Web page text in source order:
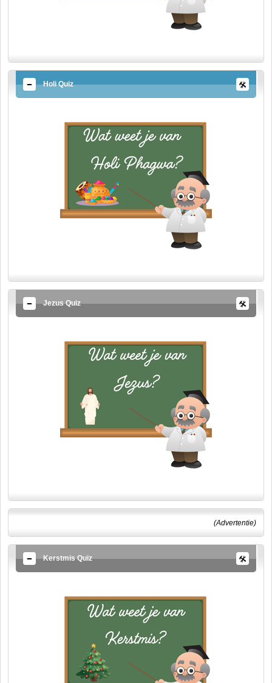
Holi Quiz
Jezus Quiz
(Advertentie)
Kerstmis Quiz